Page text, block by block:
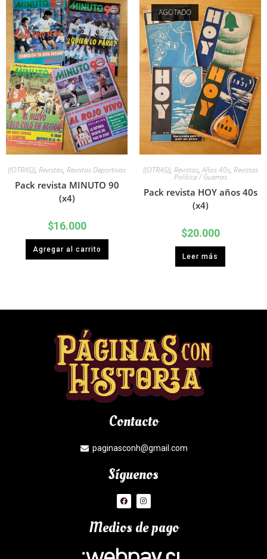
((OTRAS)), Revistas, Revistas Deportivas
Pack revista MINUTO 90
(x4)
$16.000
Agregar al carrito
AGOTADO
((OTRAS)), Revistas,Años 40s, Revistas
Política / Guerras
Pack revista HOY años 40s
(x4)
$20.000
Leer más
Contacto
paginasconh@gmail.com
Síguenos
Medios de pago